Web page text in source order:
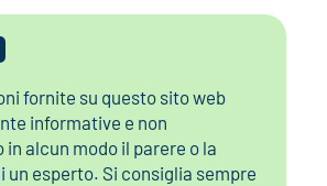
fornite su questo sito web
informative e non
alcun modo il parere o la
un esperto. Si consiglia sempre